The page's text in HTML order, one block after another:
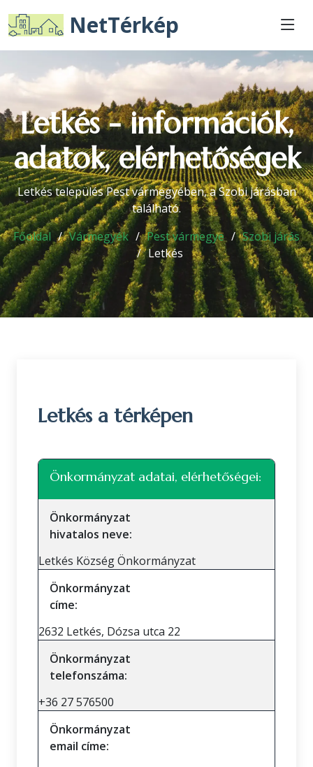
NetTérkép
Letkés - információk,
adatok, elérhetőségek
Letkés település Pest vármegyében, a Szobi járásban
található.
Főoldal
Vármegyék Pest vármegye
Szobi járás
Letkés
Letkés a térképen
+
Önkormányzat adatai, elérhetőségei:
Önkormányzat
hivatalos neve:
Letkés Község Önkormányzat
Önkormányzat
címe:
2632 Letkés, Dózsa utca 22
Önkormányzat
telefonszáma:
+36 27 576500
Önkormányzat
email címe: